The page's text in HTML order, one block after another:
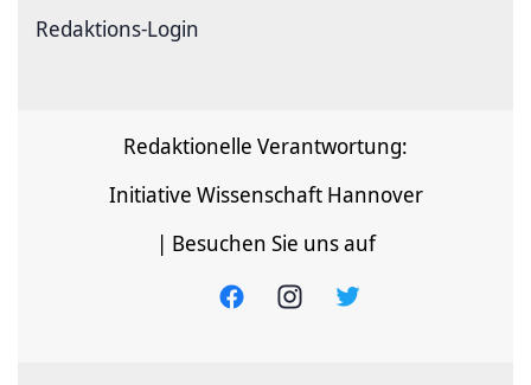
Redaktions-Login
Redaktionelle Verantwortung:
Initiative Wissenschaft Hannover
| Besuchen Sie uns auf